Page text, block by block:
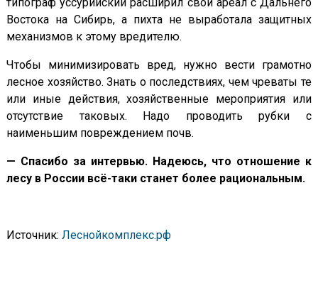
Востока на Сибирь, а пихта не выработала защитных
механизмов к этому вредителю.
Чтобы минимизировать вред, нужно вести грамотно
лесное хозяйство. Знать о последствиях, чем чреваты те
или иные действия, хозяйственные мероприятия или
отсутствие таковых. Надо проводить рубки с
наименьшим повреждением почв.
— Спасибо за интервью. Надеюсь, что отношение к
лесу в России всё-таки станет более рациональным.
Источник: Леснойкомплекс.рф